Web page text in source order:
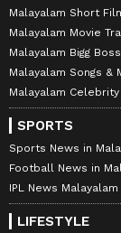
Malayalam Short
Malayalam Movie
Malayalam Bigg Boss
Malayalam Songs &
Malayalam
SPORTS
Sports News in
Football News in
IPL News Malayalam
LIFESTYLE